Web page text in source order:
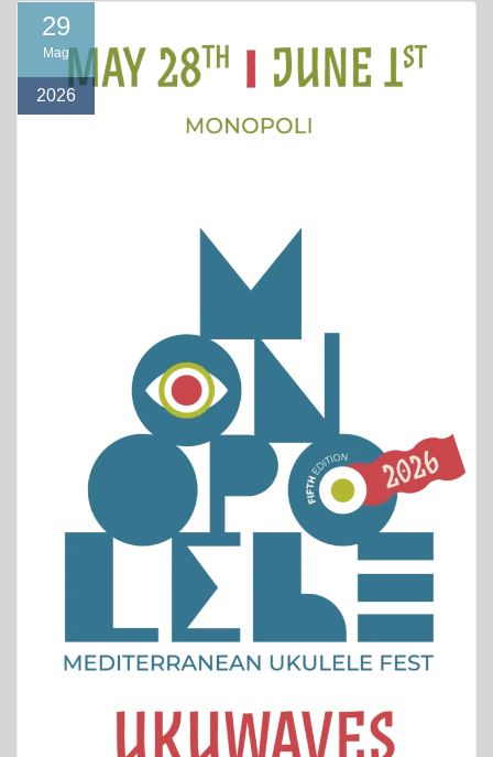
29
Mag
2026